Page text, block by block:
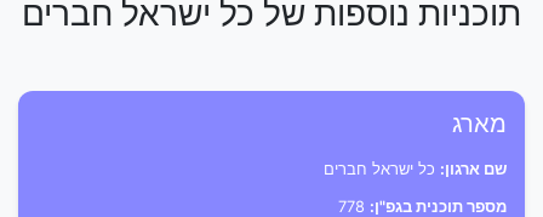
תוכניות נוספות של כל ישראל חברים
מארג
שם ארגון: כל ישראל חברים
מספר תוכנית בגפ"ן: